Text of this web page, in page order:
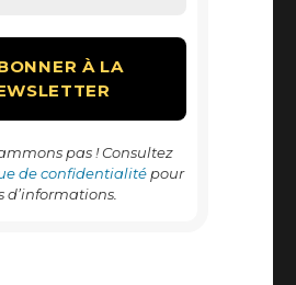
pas ! Consultez
de confidentialitépour
d’informations.